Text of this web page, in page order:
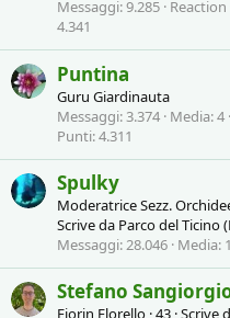
Messaggi 9.285
4.341
Puntina
Guru Giardinauta
Messaggi 3.374 Media 4
Punti 4.311
Spulky
Moderatrice Sezz.
Scrive da Parco del Ticino
Messaggi 28.046 Media 1
Stefano
Fiorin Florello ·43 ·Scrive